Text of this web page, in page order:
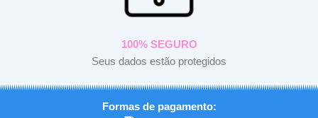
100% SEGURO
Seus dados estão protegidos
Formas de pagamento: